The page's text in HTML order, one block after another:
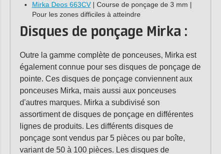
Mirka Deos 663CV| Course de ponçage de 3 mm |
Pour les zones difficiles à atteindre
Disques de ponçage Mirka :
Outre la gamme complète de ponceuses, Mirka est
également connue pour ses disques de ponçage de
pointe. Ces disques de ponçage conviennent aux
ponceuses Mirka, mais aussi aux ponceuses
d'autres marques. Mirka a subdivisé son
assortiment de disques de ponçage en différentes
lignes de produits. Les différents disques de
ponçage sont vendus par 5 pièces ou par boîte,
variant de 50 à 100 pièces. Les disques de